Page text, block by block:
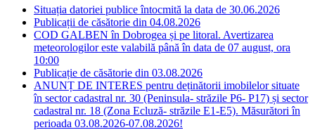
Situația datoriei publice întocmită la data de 30.06.2026
Publicații de căsătorie din 04.08.2026
COD GALBEN în Dobrogea și pe litoral. Avertizarea
meteorologilor este valabilă până în data de 07 august, ora
10:00
Publicație de căsătorie din 03.08.2026
ANUNȚ DE INTERES pentru deținătorii imobilelor situate
în sector cadastral nr. 30 (Peninsula- străzile P6- P17) și sector
cadastral nr. 18 (Zona Ecluză- străzile E1-E5). Măsurători în
perioada 03.08.2026-07.08.2026!